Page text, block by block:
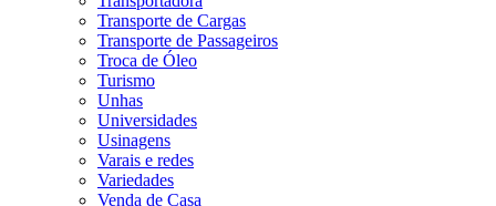
Transporte de Cargas
Transporte de Passageiros
Troca de Óleo
Turismo
Unhas
Universidades
Usinagens
Varais e redes
Variedades
Venda de Casa